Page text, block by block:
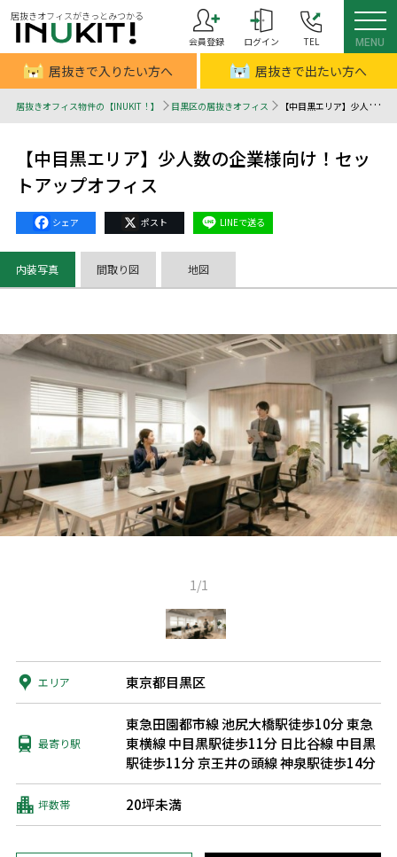
居抜きオフィスがきっとみつかる
会員登録
ログイン TEL MENU
居抜きで入りたい方へ 居抜きで出たい方へ
居抜きオフィス物件の【INUKIT！】 目黒区の居抜きオフィス 【中目黒エリア】少人数の企業様向け！セットアップオフィス - 居抜きオフィスはINUKIT！（イヌキット）
【中目黒エリア】少人数の企業様向け！セッ
トアップオフィス
Facebook
X Line
内装写真 間取り図 地図
1/1
エリア 東京都目黒区
最寄り駅
東急田園都市線 池尻大橋駅徒歩10分東急
東横線 中目黒駅徒歩11分日比谷線 中目黒
駅徒歩11分京王井の頭線 神泉駅徒歩14分
坪数帯 20坪未満